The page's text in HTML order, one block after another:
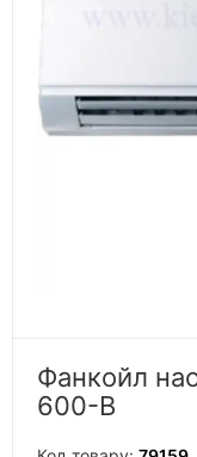
Фанкойл
600-B